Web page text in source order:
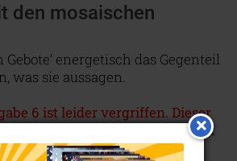
den mosaischen
Gebote’ energetisch das Gegenteil
was sie aussagen.
6 ist leider vergriffen. Dieser
mittlerweile im
"Sonderdruck
NICHT ONLINE VERFÜGBAR